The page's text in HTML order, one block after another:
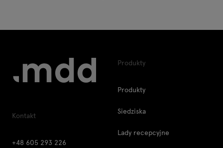
Kontakt
+48 605 293 226
Produkty
Produkty
Siedziska
Lady recepcyjne